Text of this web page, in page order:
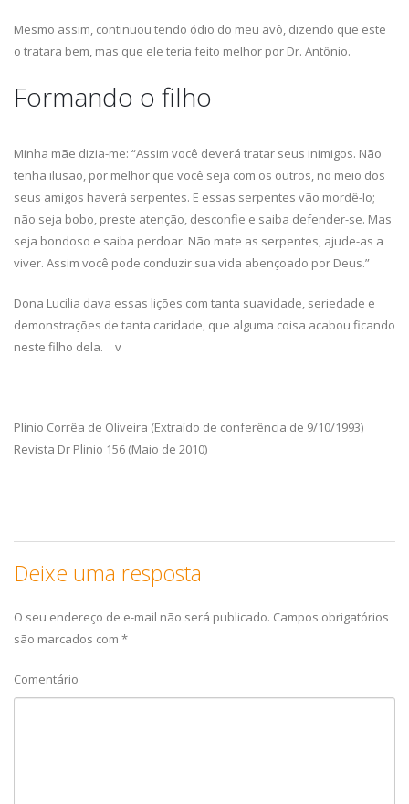
Mesmo assim, continuou tendo ódio do meu avô, dizendo que este
o tratara bem, mas que ele teria feito melhor por Dr. Antônio.
Formando o filho
Minha mãe dizia-me: “Assim você deverá tratar seus inimigos. Não
tenha ilusão, por melhor que você seja com os outros, no meio dos
seus amigos haverá serpentes. E essas serpentes vão mordê-lo;
não seja bobo, preste atenção, desconfie e saiba defender-se. Mas
seja bondoso e saiba perdoar. Não mate as serpentes, ajude-as a
viver. Assim você pode conduzir sua vida abençoado por Deus.”
Dona Lucilia dava essas lições com tanta suavidade, seriedade e
demonstrações de tanta caridade, que alguma coisa acabou ficando
neste filho dela. v
Plinio Corrêa de Oliveira (Extraído de conferência de 9/10/1993)
Revista Dr Plinio 156 (Maio de 2010)
Deixe uma resposta
O seu endereço de e-mail não será publicado. Campos obrigatórios
são marcados com *
Comentário